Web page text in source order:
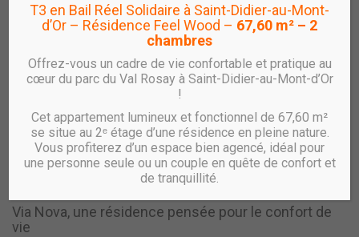
RHÔNE SAÔNE HABITAT vous propose un appartementT3
loggia , au sein de la résidenceVIA NOVA , à
Caractéristiques principales :
Surface habitable :61.97 m²
Extérieur :5.33 m²
Stationnement :Non
Livraison 3ème trimestre 2028
Via Nova, une résidence pensée pour le confort de
vie
T3 en Bail Réel Solidaire à Saint-Didier-au-Mont-
d’Or – Résidence Feel Wood – 67,60 m² – 2
chambres
Offrez-vous un cadre de vie confortable et pratique au
cœur du parc du Val Rosay à Saint-Didier-au-Mont-d’Or
!
Cet appartement lumineux et fonctionnel de 67,60 m²
se situe au 2ᵉ étage d’une résidence en pleine nature.
Vous profiterez d’un espace bien agencé, idéal pour
une personne seule ou un couple en quête de confort et
de tranquillité.